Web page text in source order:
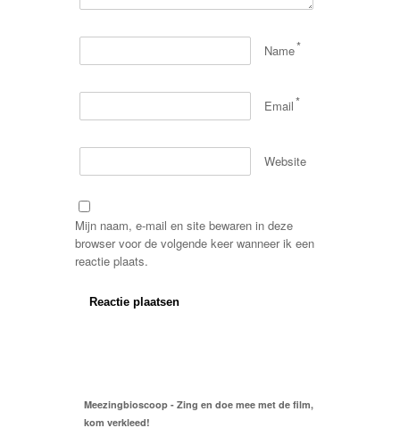
Name*
Email*
Website
Mijn naam, e-mail en site bewaren in deze
browser voor de volgende keer wanneer ik een
reactie plaats.
Meezingbioscoop - Zing en doe mee met de film,
kom verkleed!